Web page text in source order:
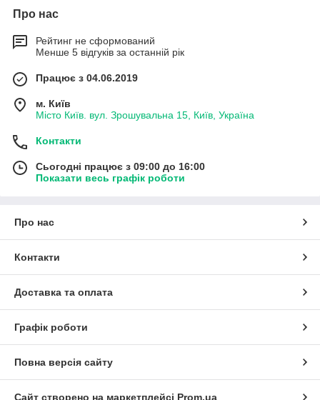
для внутрішніх та зовнішніх малярських робіт. Він захищає
Він має високу прикристь, утворює рівну плівку, яка стійка
до зміни температури від -50 °С до +90 °С, добре захищає
поверхню і надає їй чудового естетичного вигляду.
з двох шарів фарби по оцинковці, зберігають захисні
властивості протягом тривалого періоду без деструкцій.
Покривання використовуються для зовнішнього
застосування, зберігаючи свої експлуатаційні та декоративні
властивості щонайменше п’ять років. Цинкська фарба і
ґрунт Виготовляють сучасні технології з високоякісного
Про нас
Рейтинг не сформований
Менше 5 відгуків за останній рік
Працює з 04.06.2019
м. Київ
Місто Київ. вул. Зрошувальна 15, Київ, Україна
Контакти
Сьогодні працює з 09:00 до 16:00
Показати весь графік роботи
Про нас
Контакти
Доставка та оплата
Графік роботи
Повна версія сайту
Сайт створено на маркетплейсі Prom.ua